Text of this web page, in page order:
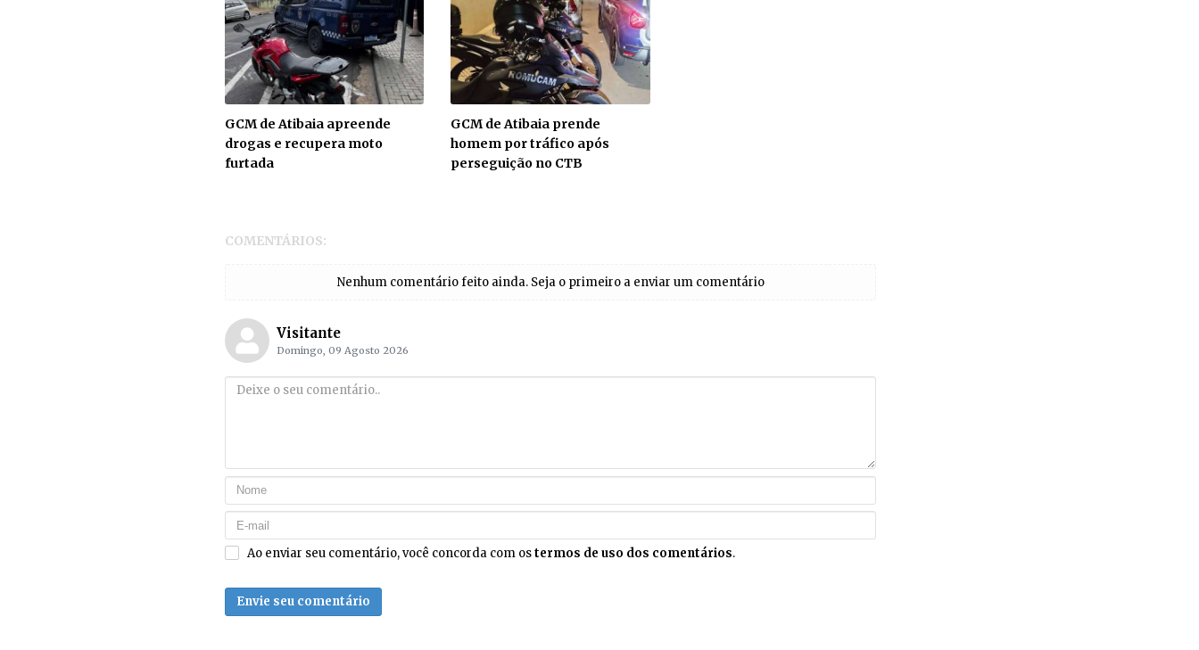
GCM de Atibaia apreende
drogas e recupera moto
furtada
GCM de Atibaia prende
homem por tráfico após
perseguição no CTB
COMENTÁRIOS:
Nenhum comentário feito ainda. Seja o primeiro a enviar um comentário
Visitante
Domingo, 09 Agosto 2026
Ao enviar seu comentário, você concorda com ostermos de uso dos comentários.
Envie seu comentário